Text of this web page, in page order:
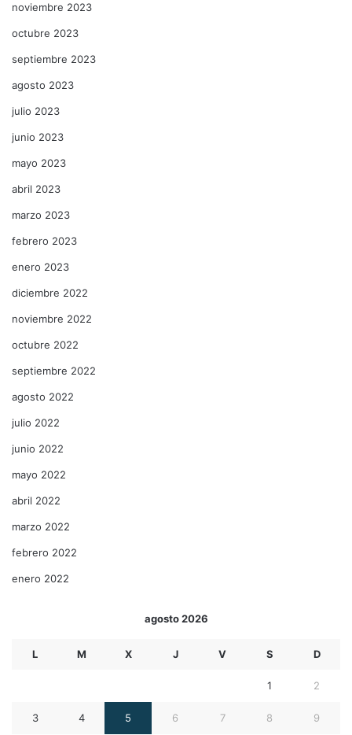
noviembre 2023
octubre 2023
septiembre 2023
agosto 2023
julio 2023
junio 2023
mayo 2023
abril 2023
marzo 2023
febrero 2023
enero 2023
diciembre 2022
noviembre 2022
octubre 2022
septiembre 2022
agosto 2022
julio 2022
junio 2022
mayo 2022
abril 2022
marzo 2022
febrero 2022
enero 2022
agosto 2026
L M X J V S D
1 2
3 4 5 6 7 8 9